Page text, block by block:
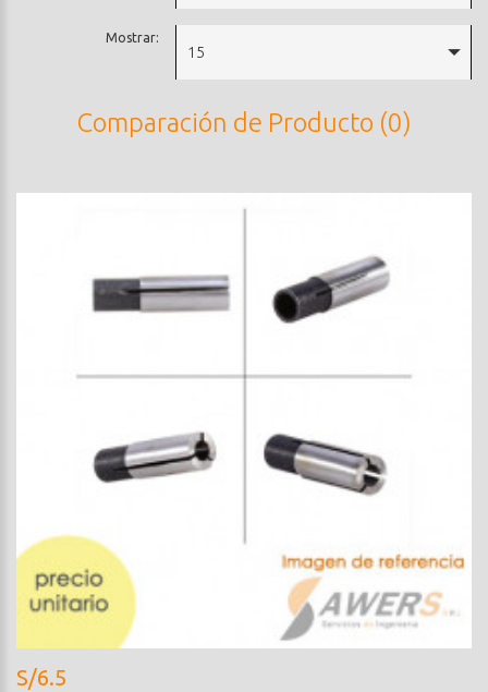
Mostrar:
15
Comparación de Producto (0)
S/6.5